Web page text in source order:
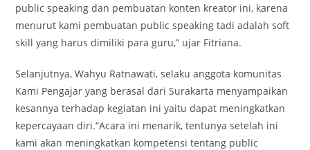
public speaking dan pembuatan konten kreator ini, karena
menurut kami pembuatan public speaking tadi adalah soft
skill yang harus dimiliki para guru,” ujar Fitriana.
Selanjutnya, Wahyu Ratnawati, selaku anggota komunitas
Kami Pengajar yang berasal dari Surakarta menyampaikan
kesannya terhadap kegiatan ini yaitu dapat meningkatkan
kepercayaan diri.“Acara ini menarik, tentunya setelah ini
kami akan meningkatkan kompetensi tentang public